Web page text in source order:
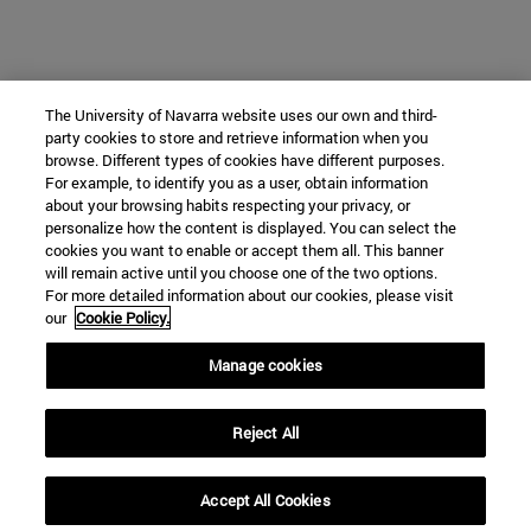
The University of Navarra website uses our own and third-
party cookies to store and retrieve information when you
browse. Different types of cookies have different purposes.
For example, to identify you as a user, obtain information
about your browsing habits respecting your privacy, or
personalize how the content is displayed. You can select the
cookies you want to enable or accept them all. This banner
will remain active until you choose one of the two options.
For more detailed information about our cookies, please visit
our Cookie Policy.
Manage cookies
Reject All
Accept All Cookies